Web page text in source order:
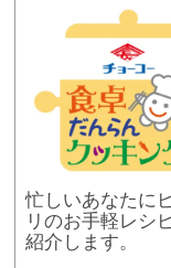
忙しいあなたに
リのお手軽レシ
紹介します。